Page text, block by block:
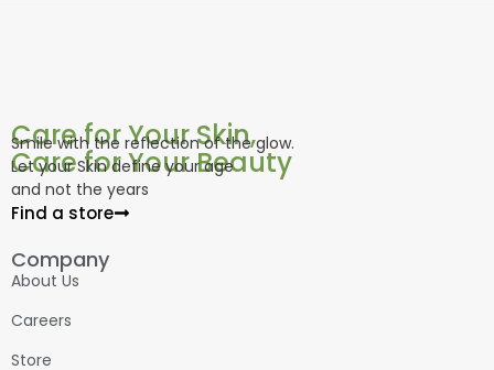
Care for Your Skin,
Care for Your Beauty
Smile with the reflection of the glow.
Let your Skin define your age
and not the years
Find a store
Company
About Us
Careers
Store